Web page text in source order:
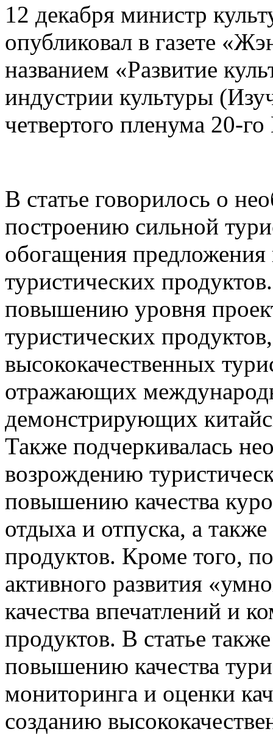
12 декабря министр
опубликовал в газете
названием «Развитие
индустрии культуры
четвертого пленума 20-
В статье говорилось о
построению сильной
обогащения предложения
туристических
повышению уровня
туристических
высококачественных
отражающих
демонстрирующих
Также подчеркивалась
возрождению
повышению качества
отдыха и отпуска, а
продуктов. Кроме того,
активного развития
качества впечатлений и
продуктов. В статье
повышению качества
мониторинга и оценки
созданию